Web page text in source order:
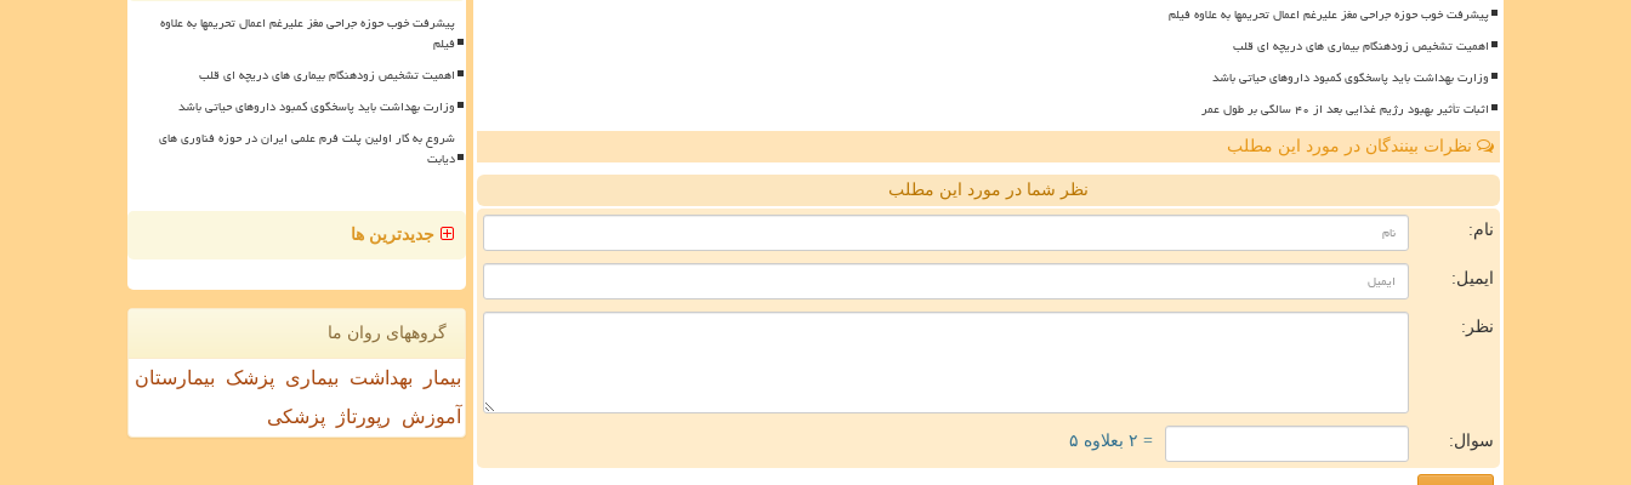
پیشرفت خوب حوزه جراحی مغز علیرغم اعمال تحریمها به علاوه فیلم
اهمیت تشخیص زودهنگام بیماری های دریچه ای قلب
وزارت بهداشت باید پاسخگوی کمبود داروهای حیاتی باشد
اثبات تأثیر بهبود رژیم غذایی بعد از ۴۰ سالگی بر طول عمر
نظرات بینندگان در مورد این مطلب
نظر شما در مورد این مطلب
نام:
ایمیل:
نظر:
سوال: = ۲ بعلاوه ۵
پیشرفت خوب حوزه جراحی مغز علیرغم اعمال تحریمها به علاوه
فیلم
اهمیت تشخیص زودهنگام بیماری های دریچه ای قلب
وزارت بهداشت باید پاسخگوی کمبود داروهای حیاتی باشد
شروع به کار اولین پلت فرم علمی ایران در حوزه فناوری های
دیابت
جدیدترین ها
گروههای روان ما
بیمار بهداشت بیماری پزشک
بیمارستان
آموزش
رپورتاژ پزشکی